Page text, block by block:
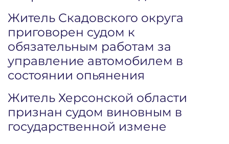
Житель Скадовского округа
приговорен судом к
обязательным работам за
управление автомобилем в
состоянии опьянения
Житель Херсонской области
признан судом виновным в
государственной измене